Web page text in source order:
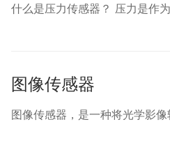
什么是压力传感器？ 压力是作
图像传感器
图像传感器，是一种将光学影